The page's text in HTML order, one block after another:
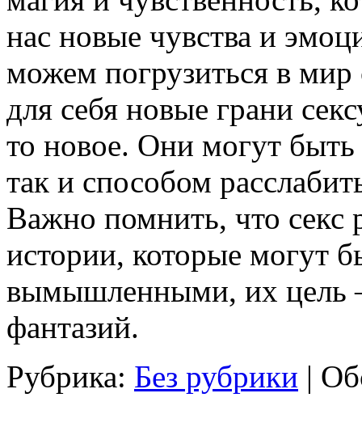
нас новые чувства и
можем погрузиться в мир
для себя новые грани
то новое. Они могут
так и способом
Важно помнить, что секс
истории, которые могут
вымышленными, их цель
фантазий.
Рубрика: Без рубрики |